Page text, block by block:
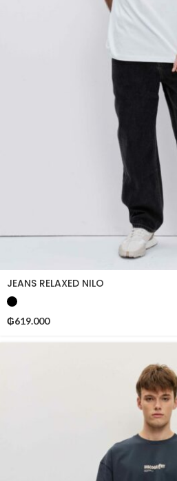
JEANS RELAXED NILO
₲619.000